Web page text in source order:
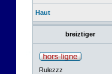
Haut
breiztiger
Rulezzz